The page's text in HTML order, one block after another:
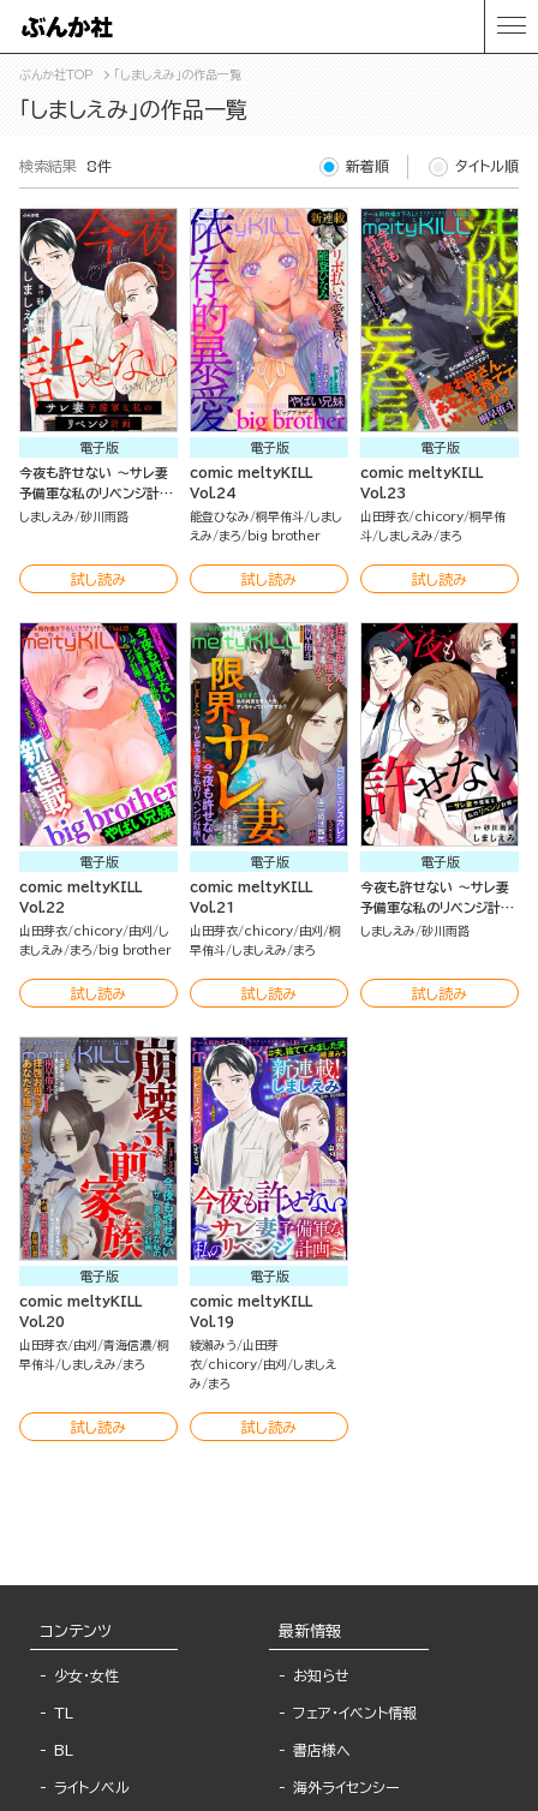
ぶんか社TOP 「しましえみ」の作品一覧
「しましえみ」の作品一覧
検索結果 8件 新着順 タイトル順
電子版
今夜も許せない ～サレ妻
予備軍な私のリベンジ計画
～
しましえみ 砂川雨路
試し読み
電子版
comic meltyKILL
Vol.24
能登ひなみ 桐早侑斗 しまし
えみ
まろ big brother
試し読み
電子版
comic meltyKILL
Vol.23
山田芽衣 chicory 桐早侑
斗 しましえみ まろ
試し読み
電子版
comic meltyKILL
Vol.22
山田芽衣 chicory 由刈
し
ましえみ
まろ big brother
試し読み
電子版
comic meltyKILL
Vol.21
山田芽衣 chicory 由刈
桐
早侑斗 しましえみ まろ
試し読み
電子版
今夜も許せない ～サレ妻
予備軍な私のリベンジ計画
～（分冊版）
しましえみ 砂川雨路
試し読み
電子版
comic meltyKILL
Vol.20
山田芽衣 由刈 青海信濃 桐
早侑斗 しましえみ まろ
試し読み
電子版
comic meltyKILL
Vol.19
綾瀬みう
山田芽
衣 chicory 由刈
しましえ
み
まろ
試し読み
コンテンツ
少女・女性
TL
BL
ライトノベル
最新情報
お知らせ
フェア・イベント情報
書店様へ
海外ライセンシー